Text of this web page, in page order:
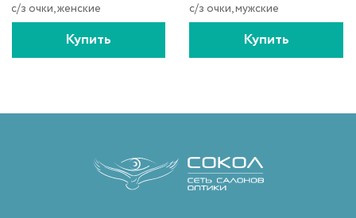
с/з очки, женские
Купить
с/з очки, мужские
Купить